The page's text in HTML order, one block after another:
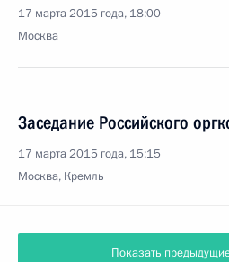
17 марта 2015 года, 18:00
Москва
Заседание Российского
17 марта 2015 года, 15:15
Москва, Кремль
Показать